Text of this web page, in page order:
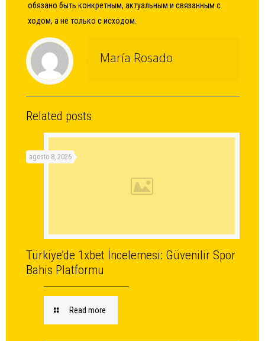
обязано быть конкретным, актуальным и связанным с
ходом, а не только с исходом.
María Rosado
Related posts
agosto 8, 2026
Türkiye’de 1xbet İncelemesi: Güvenilir Spor
Bahis Platformu
Read more